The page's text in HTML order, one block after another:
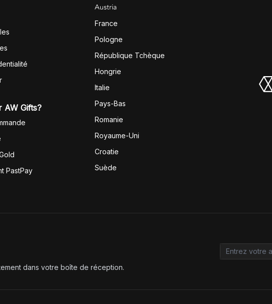
AW Gifts?
PastPay
Austria
France
Pologne
République Tchèque
Hongrie
Italie
Pays-Bas
Romanie
Royaume-Uni
Croatie
Suède
dans votre boîte de réception.
Email address